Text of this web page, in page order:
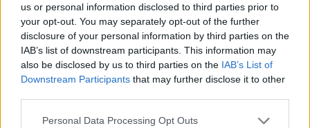
us or personal information disclosed to third parties prior to
your opt-out. You may separately opt-out of the further
disclosure of your personal information by third parties on the
IAB’s list of downstream participants. This information may
also be disclosed by us to third parties on the IAB’s List of
Downstream Participants that may further disclose it to other
Please note that this website/app uses one or more Google
Personal Data Processing Opt Outs
08. 01.
EGYRE TÖBB FIATALNÁL JELENTKEZIK EZ A
VITAMINHIÁNY – ILYEN JELEKRE FIGYELJ
Erre figyelj!
07. 31.
NEM A CITROMSAV, AZ ECET VAGY A
SZÓDABIKARBÓNA A LEGERŐSEBB: EZT HASZNÁLJÁK A
SZÁLLODÁKBAN A VÍZKŐ ELLEN